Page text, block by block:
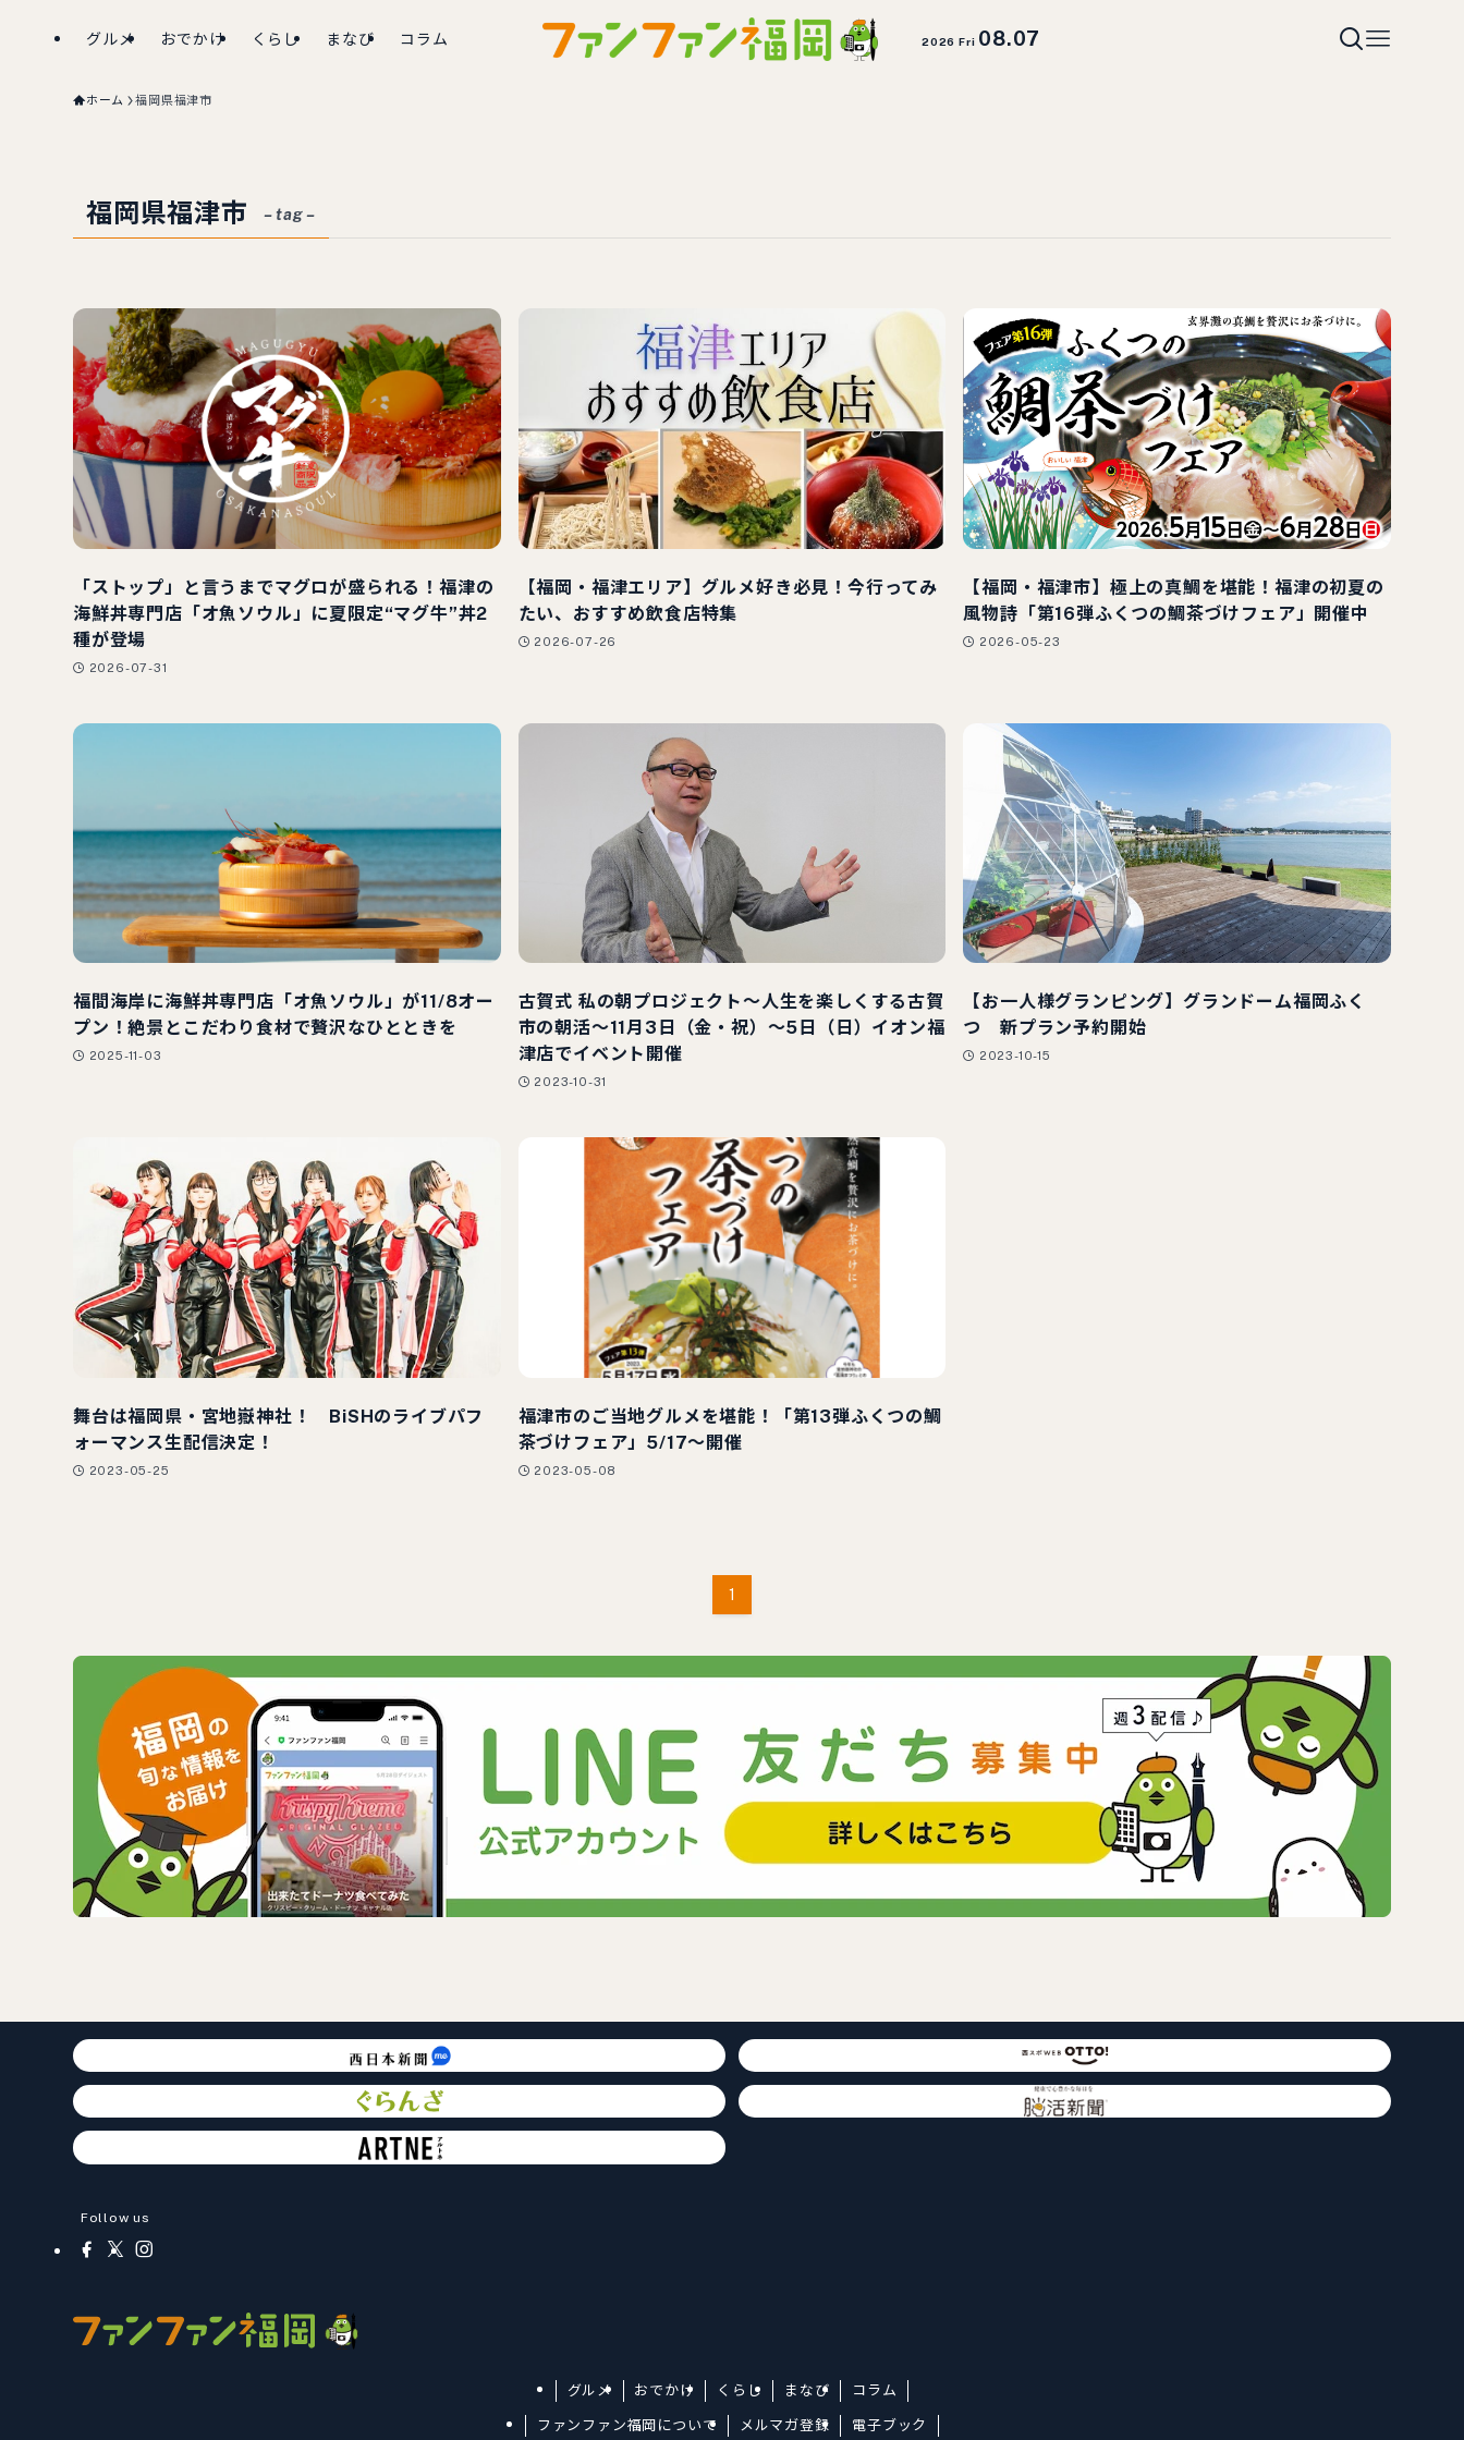
グルメ おでかけ くらし まなび コラム 2026 Fri 08.07
ホーム 福岡県福津市
福岡県福津市 – tag –
「ストップ」と言うまでマグロが盛られる！福津の
海鮮丼専門店「オ魚ソウル」に夏限定“マグ牛”丼2
種が登場
2026-07-31
【福岡・福津エリア】グルメ好き必見！今行ってみ
たい、おすすめ飲食店特集
2026-07-26
【福岡・福津市】極上の真鯛を堪能！福津の初夏の
風物詩「第16弾ふくつの鯛茶づけフェア」開催中
2026-05-23
福間海岸に海鮮丼専門店「オ魚ソウル」が11/8オー
プン！絶景とこだわり食材で贅沢なひとときを
2025-11-03
古賀式 私の朝プロジェクト～人生を楽しくする古賀
市の朝活～11月3日（金・祝）～5日（日）イオン福
津店でイベント開催
2023-10-31
【お一人様グランピング】グランドーム福岡ふく
つ 新プラン予約開始
2023-10-15
舞台は福岡県・宮地嶽神社！ BiSHのライブパフ
ォーマンス生配信決定！
2023-05-25
福津市のご当地グルメを堪能！「第13弾ふくつの鯛
茶づけフェア」5/17～開催
2023-05-08
1
Follow us
グルメ おでかけ くらし まなび コラム
ファンファン福岡について メルマガ登録 電子ブック